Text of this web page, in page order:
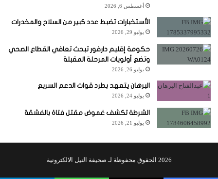
أغسطس 6, 2026
الأستخبارات تضبط عدد كبير من السلاح والمخدرات
يوليو 29, 2026
حكومة إقليم دارفور تبحث تعافي القطاع الصحي
وتضع أولويات المرحلة المقبلة
يوليو 26, 2026
البرهان يتعهد بطرد قوات الدعم السريع
يوليو 24, 2026
الشرطة تكشف غموض مقتل فتاة بالفشقة
يوليو 21, 2026
2026 الحقوق محفوظة لـ صحيفة النيل الالكترونية